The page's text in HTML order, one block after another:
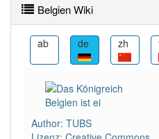
98% unserer Spielapp-
korrekt erraten.
Belgien Wiki
ab de zh
Author: TUBS